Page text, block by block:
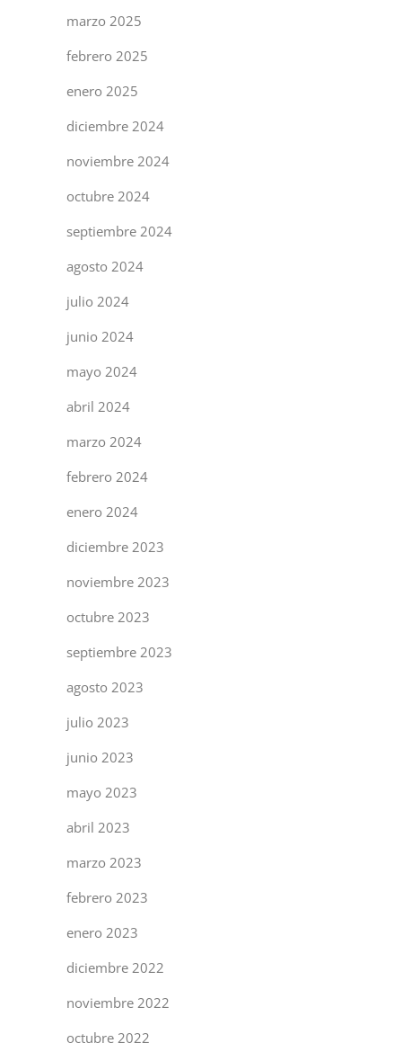
marzo 2025
febrero 2025
enero 2025
diciembre 2024
noviembre 2024
octubre 2024
septiembre 2024
agosto 2024
julio 2024
junio 2024
mayo 2024
abril 2024
marzo 2024
febrero 2024
enero 2024
diciembre 2023
noviembre 2023
octubre 2023
septiembre 2023
agosto 2023
julio 2023
junio 2023
mayo 2023
abril 2023
marzo 2023
febrero 2023
enero 2023
diciembre 2022
noviembre 2022
octubre 2022